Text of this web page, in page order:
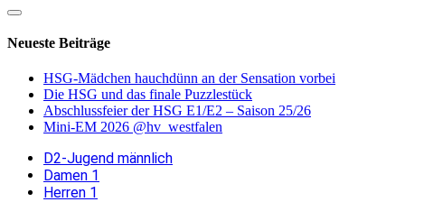
Neueste Beiträge
HSG-Mädchen hauchdünn an der Sensation vorbei
Die HSG und das finale Puzzlestück
Abschlussfeier der HSG E1/E2 – Saison 25/26
Mini-EM 2026 @hv_westfalen
D2-Jugend männlich
Damen 1
Herren 1